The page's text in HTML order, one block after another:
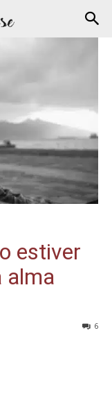
estiver
alma
6